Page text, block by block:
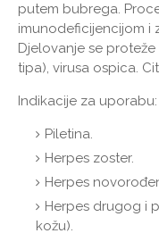
putem bubrega.
imunodeficijencijom i
Djelovanje se
tipa), virusa ospica.
Indikacije za uporabu:
Piletina.
Herpes zoster.
Herpes
Herpes drugog i
kožu).